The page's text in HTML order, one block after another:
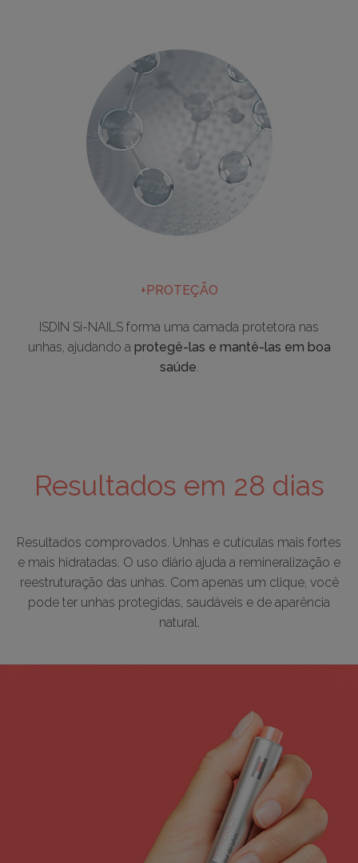
+PROTEÇÃO
ISDIN Si-NAILS forma uma camada protetora nas
unhas, ajudando a protegê-las e mantê-las em boa
saúde.
Resultados em 28 dias
Resultados comprovados. Unhas e cutículas mais fortes
e mais hidratadas. O uso diário ajuda a remineralização e
reestruturação das unhas. Com apenas um clique, você
pode ter unhas protegidas, saudáveis ​​e de aparência
natural.